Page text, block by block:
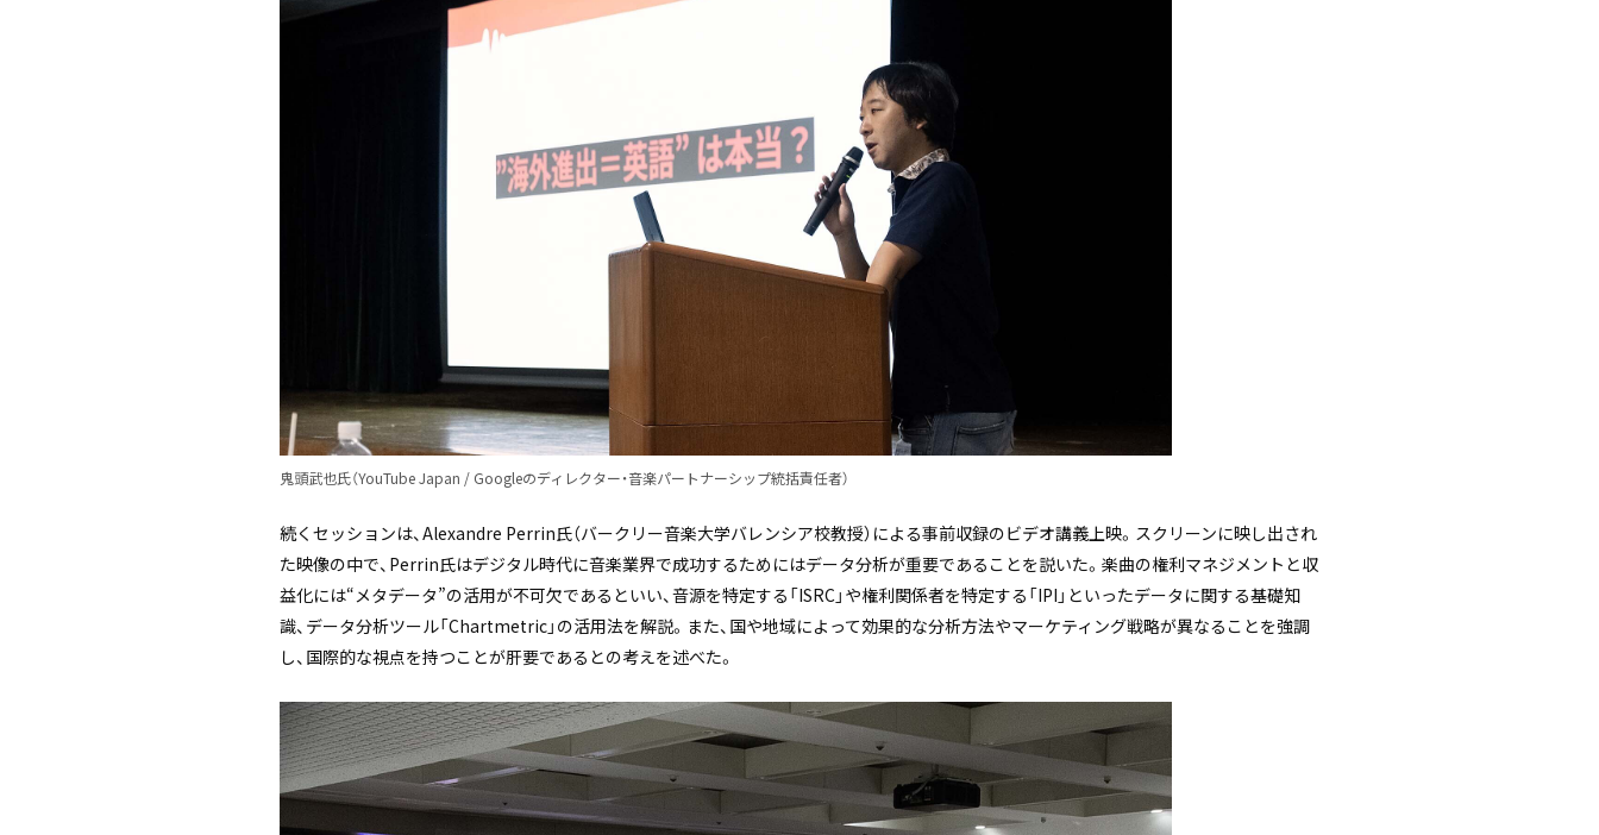
鬼頭武也氏（YouTube Japan / Googleのディレクター・音楽パートナーシップ統括責任者）
続くセッションは、Alexandre Perrin氏（バークリー⾳楽⼤学バレンシア校教授）による事前収録のビデオ講義上映。スクリーンに映し出され
た映像の中で、Perrin氏はデジタル時代に音楽業界で成功するためにはデータ分析が重要であることを説いた。楽曲の権利マネジメントと収
益化には“メタデータ”の活用が不可欠であるといい、音源を特定する「ISRC」や権利関係者を特定する「IPI」といったデータに関する基礎知
識、データ分析ツール「Chartmetric」の活用法を解説。また、国や地域によって効果的な分析方法やマーケティング戦略が異なることを強調
し、国際的な視点を持つことが肝要であるとの考えを述べた。